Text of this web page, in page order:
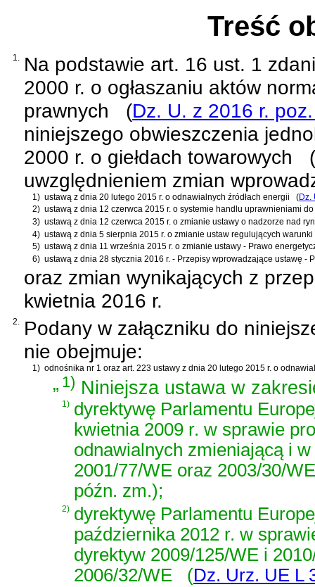
Treść
1. Na podstawie art. 16 ust. 1
2000 r. o ogłaszaniu aktów
prawnych
(Dz. U. z 2016 r.
niniejszego obwieszczenia
2000 r. o giełdach towarowych
(
uwzględnieniem zmian
1) ustawą z dnia 20 lutego 2015 r. o odnawialnych źródłach energii (Dz.
2) ustawą z dnia 12 czerwca 2015 r. o systemie handlu uprawnieniami
3) ustawą z dnia 12 czerwca 2015 r. o zmianie ustawy o nadzorze nad
4) ustawą z dnia 5 sierpnia 2015 r. o zmianie ustaw regulujących
5) ustawą z dnia 11 września 2015 r. o zmianie ustawy - Prawo
6) ustawą z dnia 28 stycznia 2016 r. - Przepisy wprowadzające ustawę -
oraz zmian wynikających z
kwietnia 2016 r.
2. Podany w załączniku do
nie obejmuje:
1) odnośnika nr 1 oraz art. 223 ustawy z dnia 20 lutego 2015 r. o
„1) Niniejsza ustawa w
1) dyrektywę Parlamentu
kwietnia 2009 r. w sprawie
odnawialnych zmieniającą i
2001/77/WE oraz 2003/30/WE
późn. zm.);
2) dyrektywę Parlamentu
października 2012 r. w
dyrektyw 2009/125/WE i
2006/32/WE
(Dz. Urz. UE L